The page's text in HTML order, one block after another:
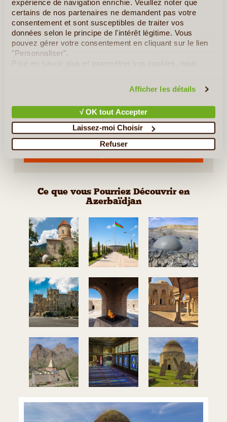
expérience de navigation enrichie. Veuillez noter que
certains de nos partenaires ne demandent pas votre
consentement et sont susceptibles de traiter vos
données selon le principe de l'intérêt légitime. Vous
pouvez gérer votre consentement en cliquant sur le lien
"Personnaliser".
Pour en savoir plus et paramétrer vos cookies, nous
Afficher les détails
√ OK tout Accepter
Laissez-moi Choisir
Refuser
10J/9N
Ce circuit vous donnera une vision enchanteresse de
l’Azerbaïdjan. De Bakou - la capitale de l’Azerbaïdjan, à la
En détail ≻
Découverte de Bakou et ses environs
Ce que vous Pourriez Découvrir en
Azerbaïdjan